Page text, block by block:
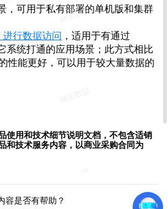
，可用于私有部署的单机版和集群
行数据访问 ，适用于有通过
系统打通的应用场景；此方式相比
性能更好，可以用于较大量数据的
使用和技术细节说明文档，不包含适销
和技术服务内容，以商业采购合同为
容是否有帮助？